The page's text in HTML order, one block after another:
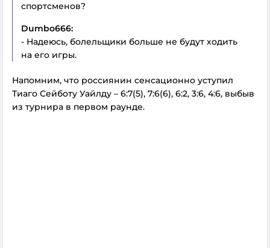
спортсменов?
Dumbo666:
- Надеюсь, болельщики больше не будут ходить
на его игры.
Напомним, что россиянин сенсационно уступил
Тиаго Сейботу Уайлду – 6:7(5), 7:6(6), 6:2, 3:6, 4:6, выбыв
из турнира в первом раунде.